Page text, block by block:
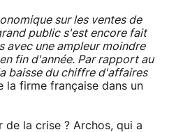
sur les ventes de
public s'est encore fait
avec une ampleur moindre
fin d'année. Par rapport au
baisse du chiffre d'affaires
la firme française dans un
la crise ? Archos, qui a